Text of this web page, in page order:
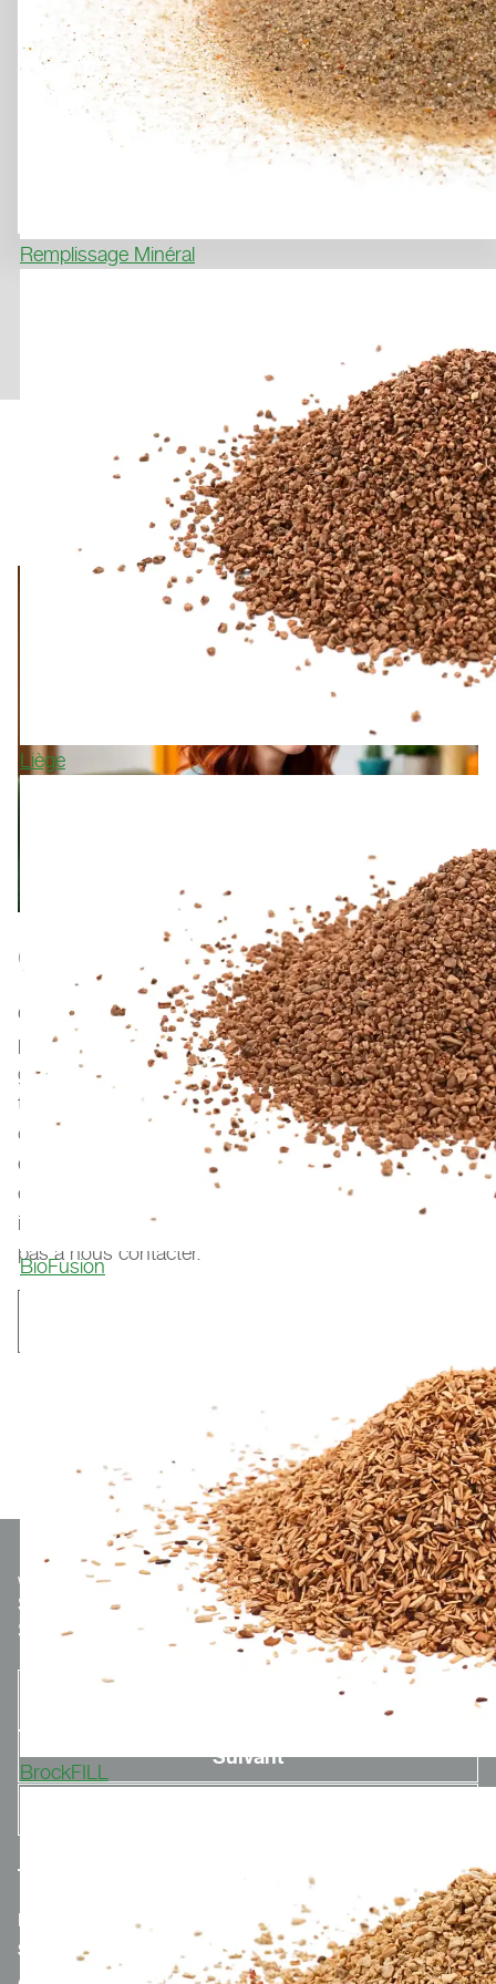
Remplissage Minéral
Liège
BioFusion
BrockFILL
CONTACTEZ-NOUS
Chez Polytan, nous sommes très fiers de chaque
projet auquel nous participons. Nos systèmes de
gazon synthétique et nos revêtements de piste se
trouvent dans les stades, les installations
d'entraînement professionnelles, les clubs sportifs, les
écoles et les applications municipales du monde
entier. Pour obtenir des informations sur des
installations de référence près de chez vous, n'hésitez
pas à nous contacter.
We make
Sport.
Optionaler Teaser-Text.
S'INSCRIRE À LA NEWSLETTER
MERCH.POLYTAN.DE
SPORTGROUP-HOLDING